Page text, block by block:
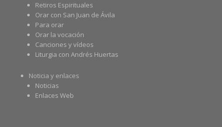
Retiros Espirituales
Orar con San Juan de Ávila
Para orar
Orar la vocación
Canciones y vídeos
Liturgia con Andrés Huertas
Noticia y enlaces
Noticias
Enlaces Web